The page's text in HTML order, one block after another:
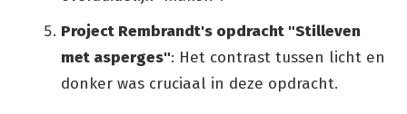
Project Rembrandt's opdracht "Stilleven
met asperges": Het contrast tussen licht en
donker was cruciaal in deze opdracht.